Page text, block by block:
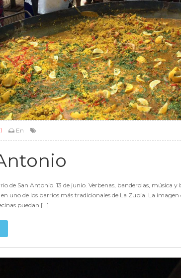
En
de San Antonio. 13 de junio. Verbenas, banderolas,
uno de los barrios más tradicionales de La Zubia. La
puedan […]